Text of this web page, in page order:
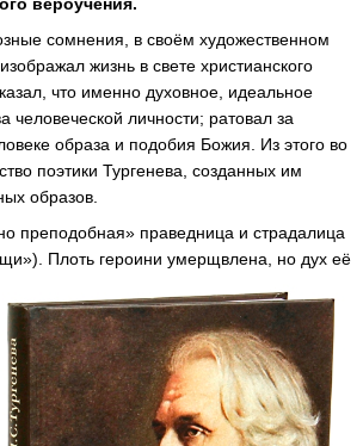
сомнения, в своём художественном
жизнь в свете христианского
что именно духовное, идеальное
личности; ратовал за
образа и подобия Божия. Из этого во
поэтики Тургенева, созданных им
образов.
преподобная» праведница и страдалица
Плоть героини умерщвлена, но дух её